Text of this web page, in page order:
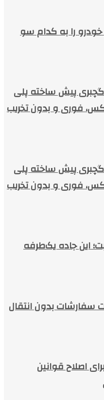
خودرو را به کدام سو
گچبری پیش ساخته پلی
فوری و بدون تخریب
گچبری پیش ساخته پلی
فوری و بدون تخریب
رقابت؛ این جاده یک‌طرفه
سفارشات بدون انتقال
اصلاح قوانین